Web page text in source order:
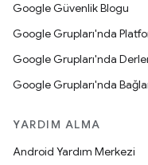
Google Güvenlik Blogu
Google Grupları'nda
Google Grupları'nda
Google Grupları'nda
YARDIM ALMA
Android Yardım Merkezi